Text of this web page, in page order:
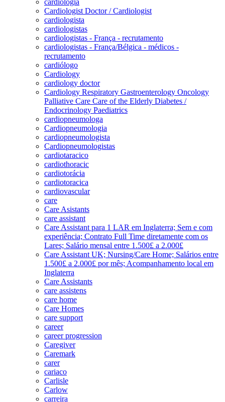
Cardiologist Doctor / Cardiologist
cardiologista
cardiologistas
cardiologistas - França - recrutamento
cardiologistas - França/Bélgica - médicos -
recrutamento
cardiólogo
Cardiology
cardiology doctor
Cardiology Respiratory Gastroenterology Oncology
Palliative Care Care of the Elderly Diabetes /
Endocrinology Paediatrics
cardiopneumologa
Cardiopneumologia
cardiopneumologista
Cardiopneumologistas
cardiotaracico
cardiothoracic
cardiotorácia
cardiotoracica
cardiovascular
care
Care Asistants
care assistant
Care Assistant para 1 LAR em Inglaterra; Sem e com
experiência; Contrato Full Time diretamente com os
Lares; Salário mensal entre 1.500£ a 2.000£
Care Assistant UK; Nursing/Care Home; Salários entre
1.500£ a 2.000£ por mês; Acompanhamento local em
Inglaterra
Care Assistants
care assistens
care home
Care Homes
care support
career
career progression
Caregiver
Caremark
carer
cariaco
Carlisle
Carlow
carreira